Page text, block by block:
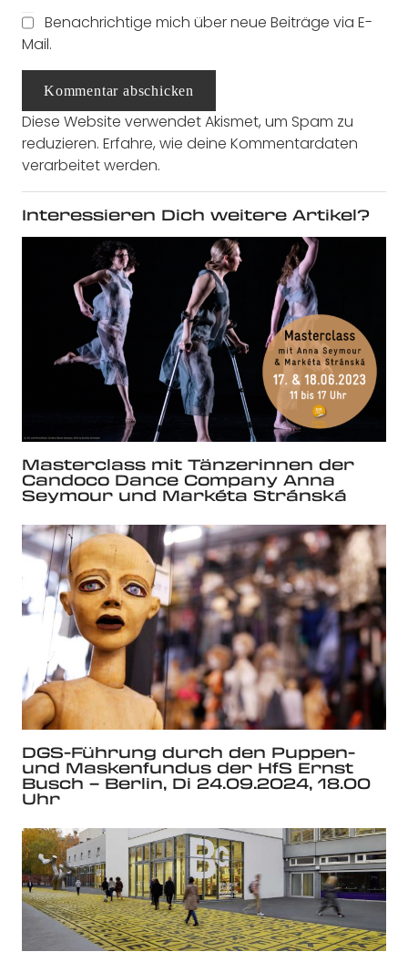
Benachrichtige mich über neue Beiträge via E-
Mail.
Kommentar abschicken
Diese Website verwendet Akismet, um Spam zu
reduzieren. Erfahre, wie deine Kommentardaten
verarbeitet werden.
Interessieren Dich weitere Artikel?
Masterclass mit Tänzerinnen der
Candoco Dance Company Anna
Seymour und Markéta Stránská
DGS-Führung durch den Puppen-
und Maskenfundus der HfS Ernst
Busch – Berlin, Di 24.09.2024, 18.00
Uhr